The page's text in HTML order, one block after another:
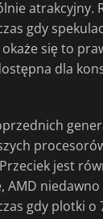
atrakcyjny.
gdy
się to
dla
jest
gdy plotki o